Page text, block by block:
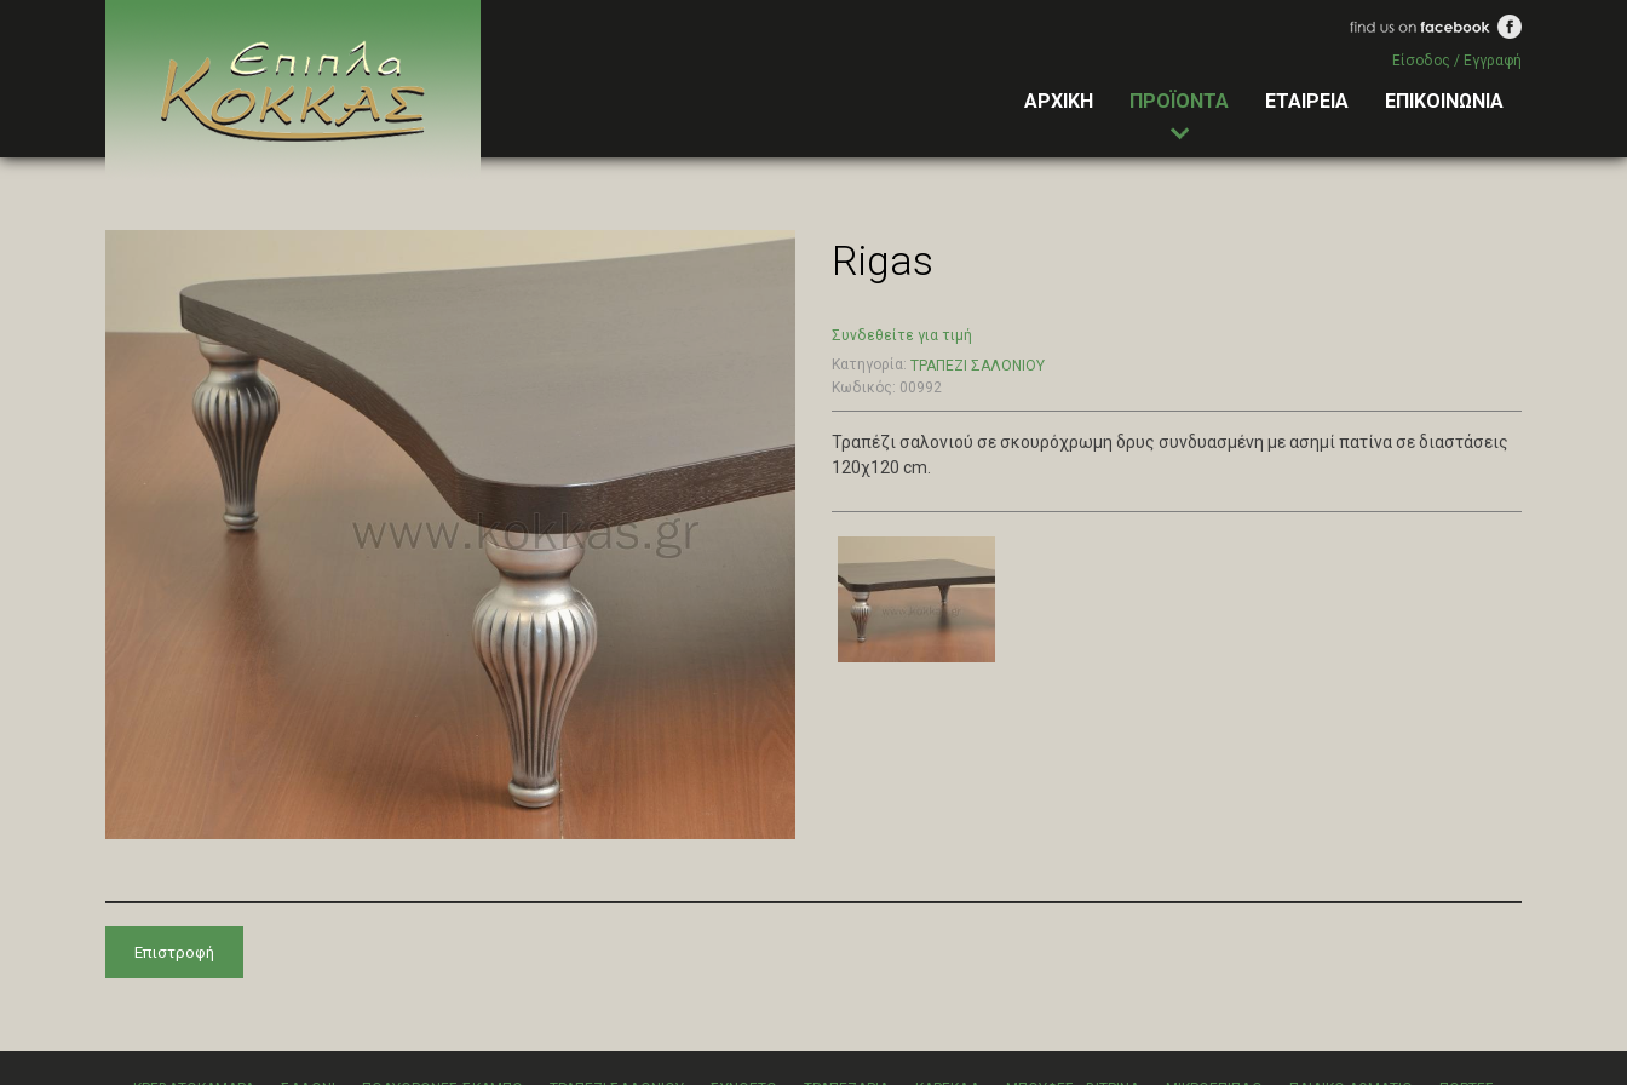
Είσοδος / Εγγραφή
ΑΡΧΙΚΗ ΠΡΟΪΟΝΤΑ ΕΤΑΙΡΕΙΑ ΕΠΙΚΟΙΝΩΝΙΑ
Rigas
Συνδεθείτε για τιμή
Κατηγορία: ΤΡΑΠΕΖΙ ΣΑΛΟΝΙΟΥ
Κωδικός: 00992
Τραπέζι σαλονιού σε σκουρόχρωμη δρυς συνδυασμένη με ασημί πατίνα σε διαστάσεις
120χ120 cm.
Επιστροφή